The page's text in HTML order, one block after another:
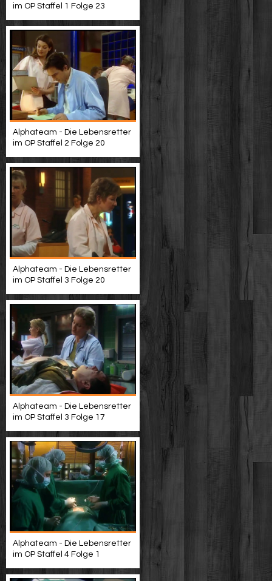
im OP Staffel 1 Folge 23
Alphateam - Die Lebensretter
im OP Staffel 2 Folge 20
Alphateam - Die Lebensretter
im OP Staffel 3 Folge 20
Alphateam - Die Lebensretter
im OP Staffel 3 Folge 17
Alphateam - Die Lebensretter
im OP Staffel 4 Folge 1